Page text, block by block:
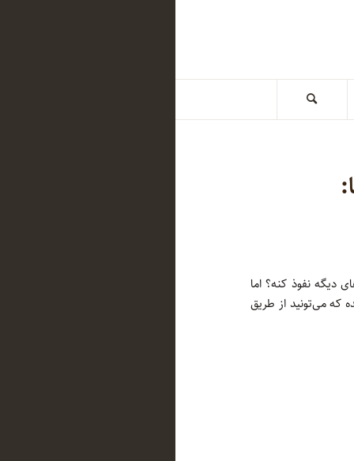
دیگه نفوذ کنه؟ اما
که می‌تونید از طریق